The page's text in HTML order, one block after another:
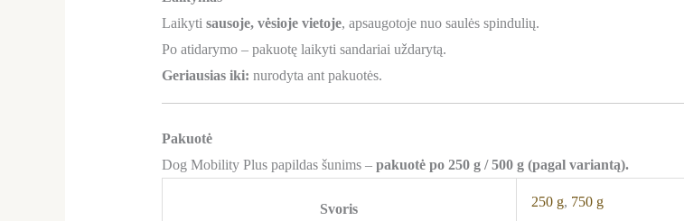
Laikyti sausoje, vėsioje vietoje, apsaugotoje nuo saulės spindulių.
Po atidarymo – pakuotę laikyti sandariai uždarytą.
Geriausias iki: nurodyta ant pakuotės.
Pakuotė
Dog Mobility Plus papildas šunims – pakuotė po 250 g / 500 g (pagal variantą).
Svoris 250 g, 750 g